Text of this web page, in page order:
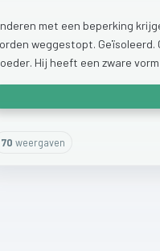
met een beperking
weggestopt. Geïsoleerd.
Hij heeft een zware vorm
70 weergaven